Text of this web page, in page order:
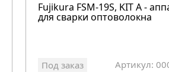
Fujikura FSM-19S, KIT A -
для сварки оптоволокна
Под заказ Артикул: